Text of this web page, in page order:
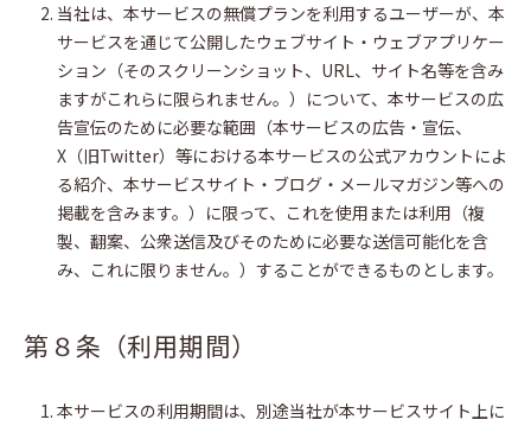
当社は、本サービスの無償プランを利用するユーザーが、本
サービスを通じて公開したウェブサイト・ウェブアプリケー
ション（そのスクリーンショット、URL、サイト名等を含み
ますがこれらに限られません。）について、本サービスの広
告宣伝のために必要な範囲（本サービスの広告・宣伝、
X（旧Twitter）等における本サービスの公式アカウントによ
る紹介、本サービスサイト・ブログ・メールマガジン等への
掲載を含みます。）に限って、これを使用または利用（複
製、翻案、公衆送信及びそのために必要な送信可能化を含
み、これに限りません。）することができるものとします。
第８条（利用期間）
本サービスの利用期間は、別途当社が本サービスサイト上に